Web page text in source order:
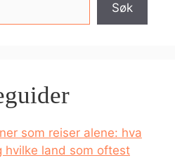
Søk
som reiser alene: hva
hvilke land som oftest